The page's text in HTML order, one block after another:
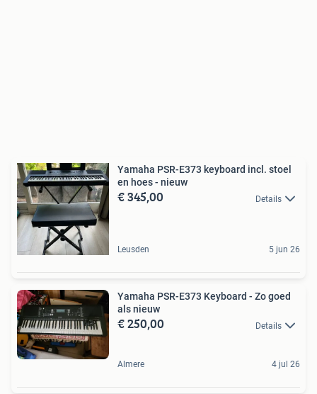
Yamaha PSR-E373 keyboard incl. stoel
en hoes - nieuw
€ 345,00 Details
Leusden 5 jun 26
Yamaha PSR-E373 Keyboard - Zo goed
als nieuw
€ 250,00 Details
Almere 4 jul 26